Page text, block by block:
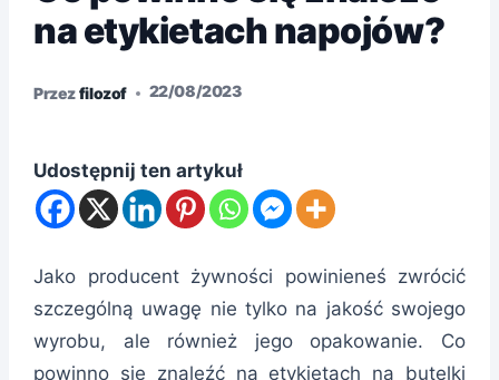
na etykietach napojów?
Przezfilozof 22/08/2023
Udostępnij ten artykuł
Jako producent żywności powinieneś zwrócić
szczególną uwagę nie tylko na jakość swojego
wyrobu, ale również jego opakowanie. Co
powinno się znaleźć na etykietach na butelki